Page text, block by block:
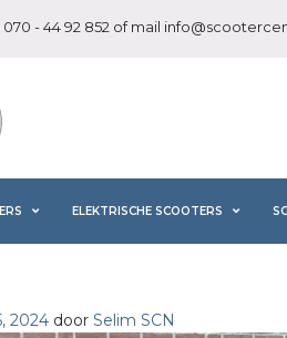
070 - 44 92 852 of mail
ELEKTRISCHE SCOOTERS
2024 door Selim SCN